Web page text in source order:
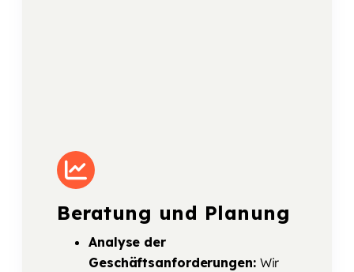
Beratung und Planung
Analyse der
Geschäftsanforderungen: Wir